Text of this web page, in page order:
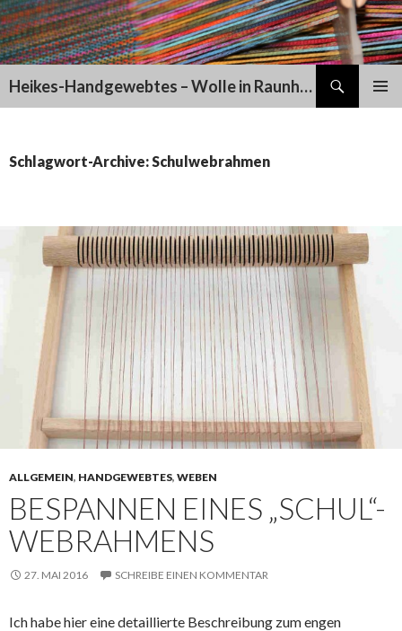
Heikes-Handgewebtes – Wolle in Raunheim
Schlagwort-Archive: Schulwebrahmen
ALLGEMEIN, HANDGEWEBTES, WEBEN
BESPANNEN EINES „SCHUL“-
WEBRAHMENS
27. MAI 2016 SCHREIBE EINEN KOMMENTAR
Ich habe hier eine detaillierte Beschreibung zum engen